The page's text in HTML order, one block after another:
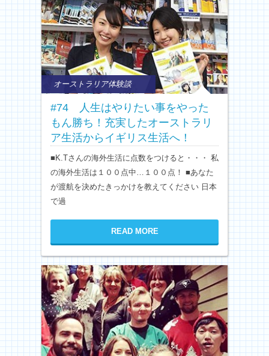
オーストラリア体験談
#74 人生はやりたい事をやった
もん勝ち！充実したオーストラリ
ア生活からイギリス生活へ！
■K.Tさんの海外生活に点数をつけると・・・ 私
の海外生活は１００点中…１００点！ ■あなた
が渡航を決めたきっかけを教えてください 日本
で過
READ MORE